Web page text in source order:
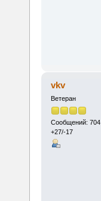
vkv
Ветеран
Сообщений: 704
+27/-17